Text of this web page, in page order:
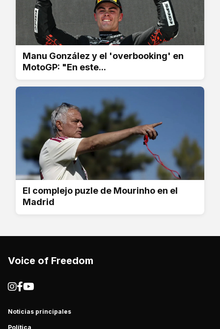
Manu González y el 'overbooking' en
MotoGP: "En este...
El complejo puzle de Mourinho en el
Madrid
Voice of Freedom
Noticias principales
Política